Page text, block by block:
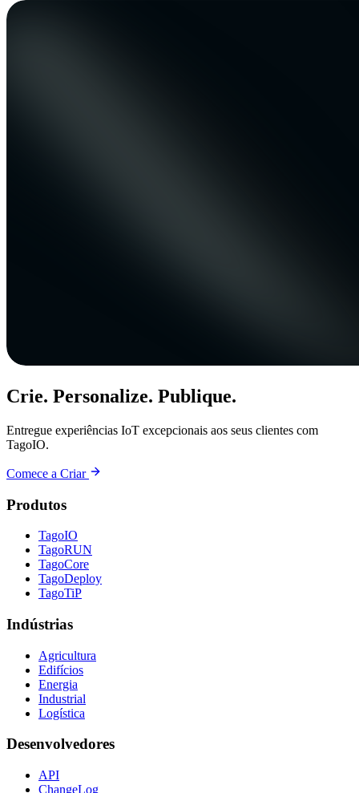
Crie. Personalize. Publique.
Entregue experiências IoT excepcionais aos seus clientes com
TagoIO.
Comece a Criar
Produtos
TagoIO
TagoRUN
TagoCore
TagoDeploy
TagoTiP
Indústrias
Agricultura
Edifícios
Energia
Industrial
Logística
Desenvolvedores
API
ChangeLog